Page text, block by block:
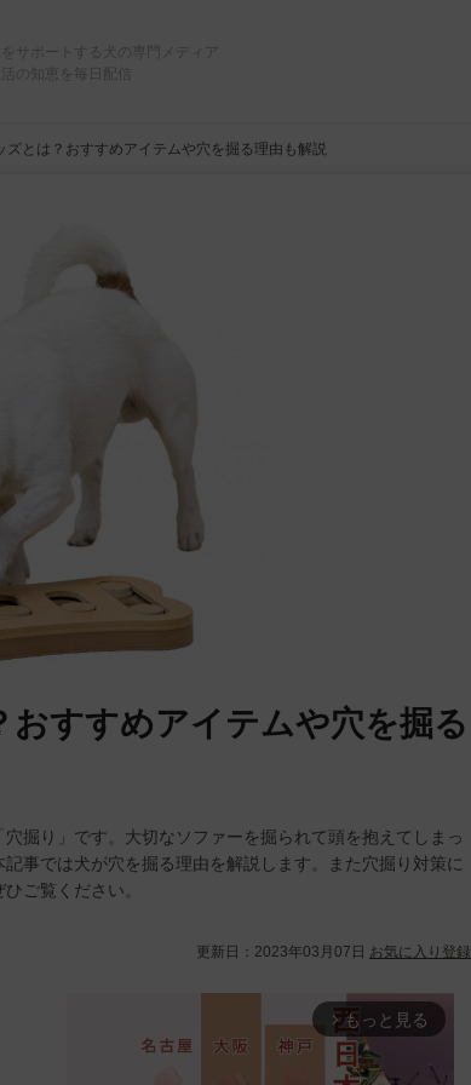
サポートする犬の専門メディア
の知恵を毎日配信
ズとは？おすすめアイテムや穴を掘る理由も解説
すすめアイテムや穴を掘る
掘り」です。大切なソファーを掘られて頭を抱えてしまっ
事では犬が穴を掘る理由を解説します。また穴掘り対策に
ご覧ください。
更新日： 2023年03月07日 お気に入り登録
arrow_forward_ios もっと見る